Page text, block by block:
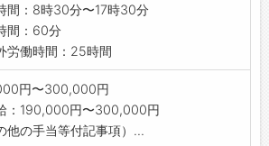
囲:会社の定める業務
間：8時30分〜17時30分
間：60分
労働時間：25時間
円〜300,000円
：190,000円〜300,000円
他の手当等付記事項）...